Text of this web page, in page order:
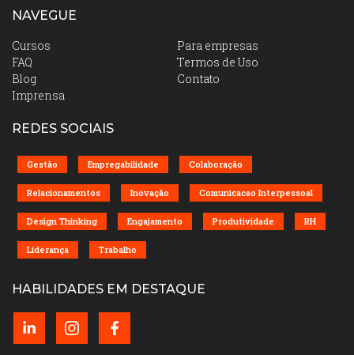
REDES SOCIAIS
Gestão Empregabilidade Colaboração
Relacionamentos Inovação Comunicacao Interpessoal
Design Thinking Engajamento Produtividade RH
Liderança Trabalho
HABILIDADES EM DESTAQUE
NAVEGUE
Cursos
Para empresas
FAQ
Termos de Uso
Blog
Contato
Imprensa